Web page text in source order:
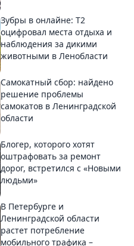
Зубры в онлайне: Т2
оцифровал места отдыха и
наблюдения за дикими
животными в Ленобласти
Самокатный сбор: найдено
решение проблемы
самокатов в Ленинградской
области
Блогер, которого хотят
оштрафовать за ремонт
дорог, встретился с «Новыми
людьми»
В Петербурге и
Ленинградской области
растет потребление
мобильного трафика –